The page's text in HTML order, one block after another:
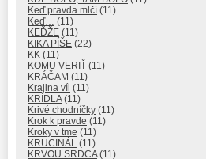
Keď pravda mlčí (11)
Keď…
(11)
KEĎŽE (11)
KIKA PÍŠE (22)
KK (11)
KOMU VERIŤ (11)
KRÁČAM (11)
Krajina víl (11)
KRÍDLA(11)
Krivé chodníčky (11)
Krok k pravde (11)
Kroky v tme (11)
KRUCINÁL (11)
KRVOU SRDCA(11)